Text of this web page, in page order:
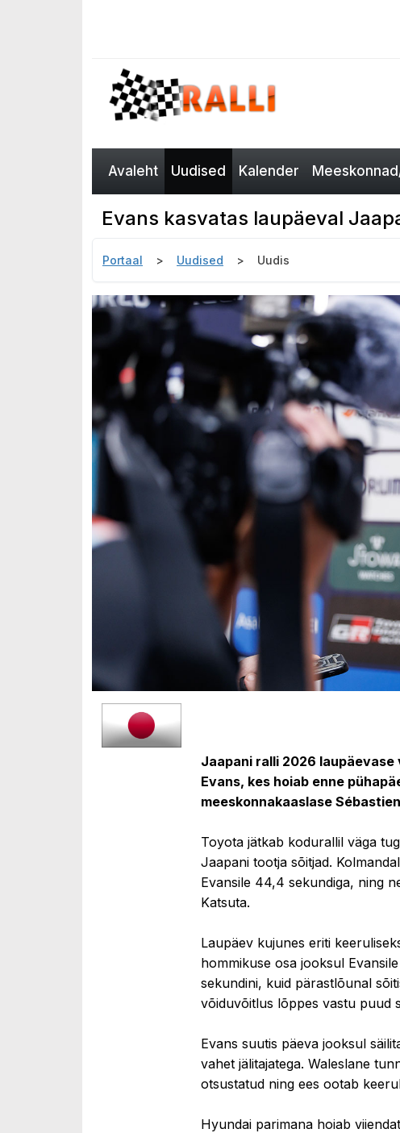
Avaleht Uudised Kalender
Evans kasvatas laupäeval
Portaal Uudised Uudis
Jaapani ralli 2026
Evans, kes hoiab enne
meeskonnakaaslase
Toyota jätkab kodurallil väga
Jaapani tootja sõitjad.
Evansile 44,4 sekundiga, ning
Katsuta.
Laupäev kujunes eriti
hommikuse osa jooksul
sekundini, kuid pärastlõunal
võiduvõitlus lõppes vastu puud
Evans suutis päeva jooksul
vahet jälitajatega. Waleslane
otsustatud ning ees ootab
Hyundai parimana hoiab